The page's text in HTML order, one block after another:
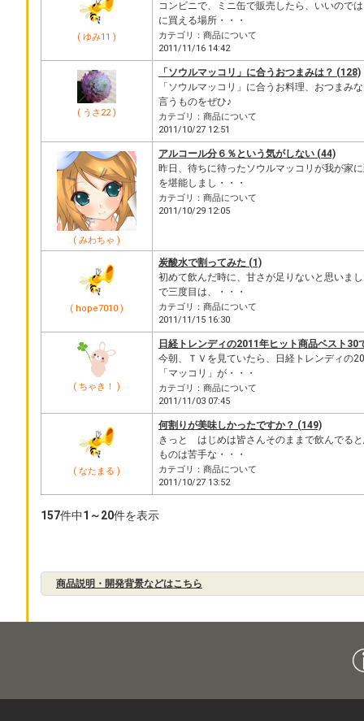
( ゆみ11 )
コンビニで、ミニ缶で販売したら、いいので
に買える場所・・・
カテゴリ：商品について
2011/11/16 14:42
( うさ22 )
「ソウルマッコリ」に合うおつまみは？ (128)
「ソウルマッコリ」に合うお料理、おつまみ
言うものをぜひ♪
カテゴリ：商品について
2011/10/27 12:51
( みわちゃ )
アルコール分６％という気がしない (44)
昨日、待ちに待ったソウルマッコリが我が家
を堪能しまし・・・
カテゴリ：商品について
2011/10/29 12:05
( hope7010 )
炭酸水で割ってみた (1)
初めて飲んだ時に、甘さが足りないと思いま
で三度目は、・・・
カテゴリ：商品について
2011/11/15 16:30
( ちゃき！ )
日経トレンディの2011年ヒット商品ベスト30
今朝、ＴＶを見ていたら、日経トレンディの
「マッコリ」が・・・
カテゴリ：商品について
2011/11/03 07:45
( なたまる )
何割りが美味しかったですか？ (149)
きっと はじめは皆さんそのままで飲んでる
ものは苦手な・・・
カテゴリ：商品について
2011/10/27 13:52
157件中1～20件を表示
商品説明・開発背景などはこちら